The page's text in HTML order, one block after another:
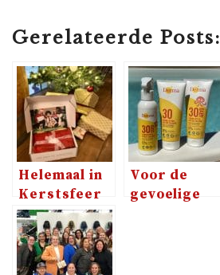
Gerelateerde Posts:
Helemaal in
Kerstsfeer
met de
producten
van Jouwbox
Voor de
gevoelige